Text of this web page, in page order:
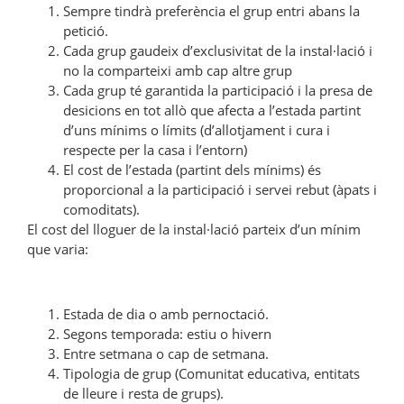
Sempre tindrà preferència el grup entri abans la
petició.
Cada grup gaudeix d’exclusivitat de la instal·lació i
no la comparteixi amb cap altre grup
Cada grup té garantida la participació i la presa de
desicions en tot allò que afecta a l’estada partint
d’uns mínims o límits (d’allotjament i cura i
respecte per la casa i l’entorn)
El cost de l’estada (partint dels mínims) és
proporcional a la participació i servei rebut (àpats i
comoditats).
El cost del lloguer de la instal·lació parteix d’un mínim
que varia:
Estada de dia o amb pernoctació.
Segons temporada: estiu o hivern
Entre setmana o cap de setmana.
Tipologia de grup (Comunitat educativa, entitats
de lleure i resta de grups).